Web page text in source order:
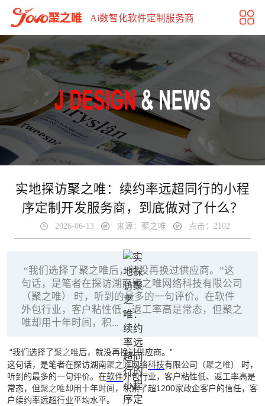
实地探访聚之唯：续约率远超同行的小程序定制开发服务商
Ai数智化软件定制服务商
实地探访聚之唯：续约率远超同行的小程
序定制开发服务商，到底做对了什么？
2026-06-13 来源：聚之唯 点击：2102
“我们选择了聚之唯后，就没再换过供应商。”这
句话，是笔者在探访湖南聚之唯网络科技有限公司
（聚之唯） 时，听到的最多的一句评价。在软件
外包行业，客户粘性低、返工率高是常态，但聚之
唯却用十年时间，积...
“我们选择了聚之唯后，就没再换过供应商。”
这句话，是笔者在探访湖南聚之唯网络科技有限公司（聚之唯） 时，
听到的最多的一句评价。在软件外包行业，客户粘性低、返工率高是
常态，但聚之唯却用十年时间，积累了超1200家政企客户的信任，客
户续约率远超行业平均水平。